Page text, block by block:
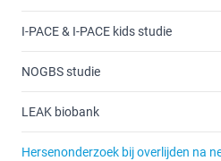
I-PACE & I-PACE kids studie
NOGBS studie
LEAK biobank
Hersenonderzoek bij overlijden na